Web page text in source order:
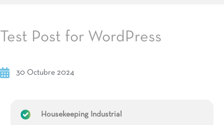
Test Post for WordPress
30 Octubre 2024
Housekeeping Industrial